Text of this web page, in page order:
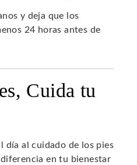
y deja que los
24 horas antes de
Cuida tu
día al cuidado de los pies
en tu bienestar